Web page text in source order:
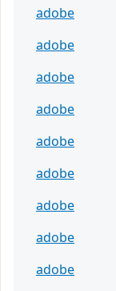
adobe
adobe
adobe
adobe
adobe
adobe
adobe
adobe
adobe